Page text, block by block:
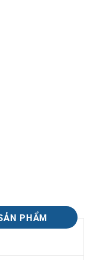
PHẨM